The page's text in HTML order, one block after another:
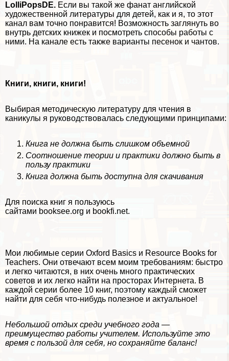
LolliPopsDE. Если вы такой же фанат английской
художественной литературы для детей, как и я, то этот
канал вам точно понравится! Возможность заглянуть во
внутрь детских книжек и посмотреть способы работы с
ними. На канале есть также варианты песенок и чантов.
Книги, книги, книги!
Выбирая методическую литературу для чтения в
каникулы я руководствовалась следующими принципами:
Книга не должна быть слишком объемной
Соотношение теории и пpaктики должно быть в
пользу пpaктики
Книга должна быть доступна для скачивания
Для поиска книг я пользуюсь
сайтами booksee.org и bookfi.net.
Мои любимые серии Oxford Basics и Resource Books for
Teachers. Они отвечают всем моим требованиям: быстро
и легко читаются, в них очень много пpaктических
советов и их легко найти на просторах Интернета. В
каждой серии более 10 книг, поэтому каждый сможет
найти для себя что-нибудь полезное и актуальное!
Небольшой отдых среди учебного года —
преимущество работы учителем. Используйте это
время с пользой для себя, но сохраняйте баланс!